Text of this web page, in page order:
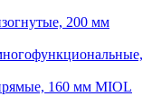
200 мм
160 мм MIOL